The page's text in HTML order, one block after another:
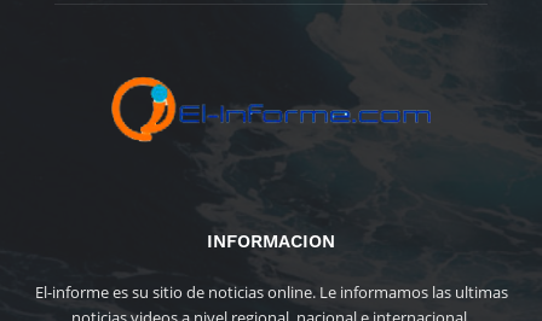
INFORMACION
El-informe es su sitio de noticias online. Le informamos las ultimas